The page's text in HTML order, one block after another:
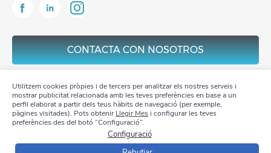
CONTACTA CON NOSOTROS
Aviso Legal
Política de privacidad
Utilitzem cookies pròpies i de tercers per analitzar els nostres serveis i
mostrar publicitat relacionada amb les teves preferències en base a un
perfil elaborat a partir dels teus hàbits de navegació (per exemple,
pàgines visitades). Pots obtenirLlegir Mesi configurar les teves
preferències des del botó “Configuració”.
Configuració